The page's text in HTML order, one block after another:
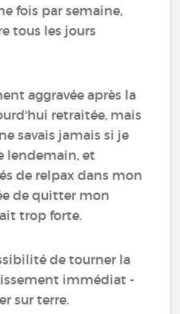
fois par semaine,
tous les jours
aggravée après la
retraitée, mais
savais jamais si je
lendemain, et
de relpax dans mon
de quitter mon
trop forte.
de tourner la
immédiat -
sur terre.